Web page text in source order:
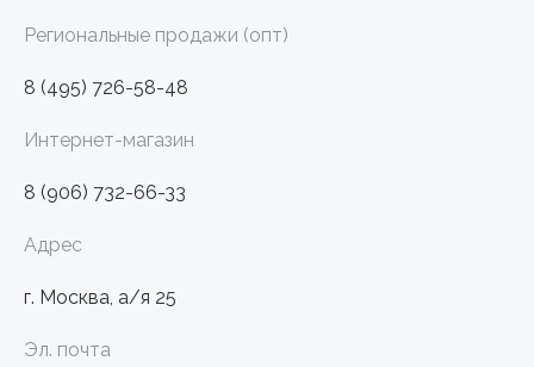
Адрес
г. Москва, а/я 25
Эл. почта
Региональные продажи (опт)
8 (495) 726-58-48
Интернет-магазин
8 (906) 732-66-33